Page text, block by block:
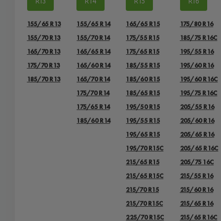
155/65 R13
155/70 R13
165/70 R13
175/70 R13
185/70 R13
155/65 R14
155/70 R14
165/65 R14
165/60 R14
165/70 R14
175/70 R14
175/65 R14
185/60 R14
165/65 R15
175/55 R15
175/65 R15
185/55 R15
185/60 R15
185/65 R15
195/50 R15
195/55 R15
195/65 R15
195/70 R15C
215/65 R15
215/65 R15C
215/70 R15
215/70 R15C
225/70 R15C
175/80 R16
185/75 R16C
195/55 R16
195/60 R16
195/60 R16C
195/75 R16C
205/55 R16
205/60 R16
205/65 R16
205/65 R16C
205/75 16C
215/55 R16
215/60 R16
215/65 R16
215/65 R16C